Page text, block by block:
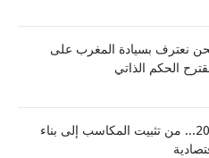
نعترف بسيادة المغرب على
الحكم الذاتي
خطاب العرش 2026... من تثبيت المكاسب إلى بناء